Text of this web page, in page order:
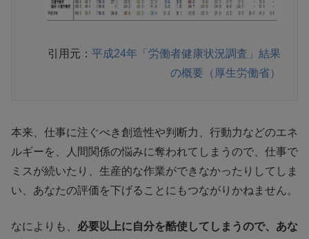
引用元： 平成24年「労働者健康状況調査」結果
の概要（厚生労働省）
本来、仕事に注ぐべき創造性や判断力、行動力などのエネ
ルギーを、人間関係の悩みに奪われてしまうので、仕事で
ミスが続いたり、生産的な作業ができなかったりしてしま
い、あなたの評価を下げることにもつながりかねません。
なによりも、 必要以上に自分を酷使してしまうので、あな